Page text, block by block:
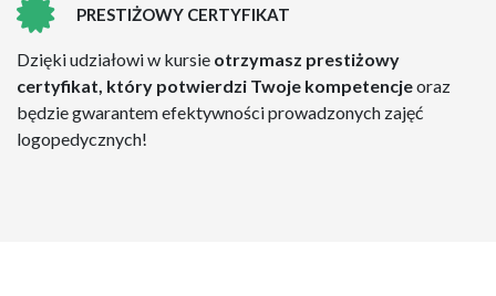
PRESTIŻOWY CERTYFIKAT
Dzięki udziałowi w kursie otrzymasz prestiżowy
certyfikat, który potwierdzi Twoje kompetencjeoraz
będzie gwarantem efektywności prowadzonych zajęć
logopedycznych!